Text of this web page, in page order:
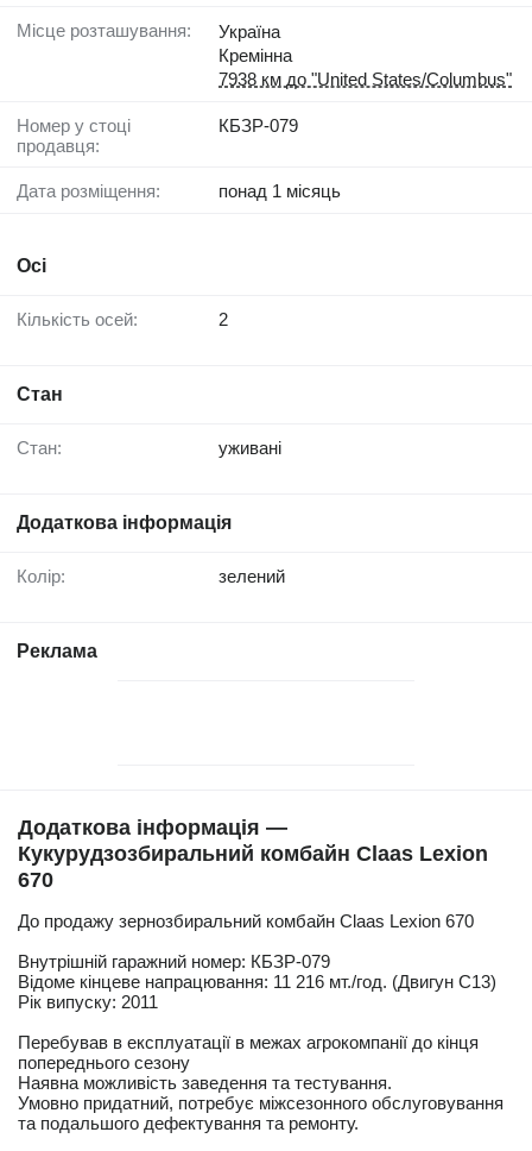
Місце розташування:
Україна
Кремінна
7938 км до "United States/Columbus"
Номер у стоці
продавця:
КБЗР-079
Дата розміщення: понад 1 місяць
Осі
Кількість осей: 2
Стан
Стан: уживані
Додаткова інформація
Колір: зелений
Реклама
Додаткова інформація —
Кукурудзозбиральний комбайн Claas Lexion
670
До продажу зернозбиральний комбайн Claas Lexion 670
Внутрішній гаражний номер: КБЗР-079
Відоме кінцеве напрацювання: 11 216 мт./год. (Двигун C13)
Рік випуску: 2011
Перебував в експлуатації в межах агрокомпанії до кінця
попереднього сезону
Наявна можливість заведення та тестування.
Умовно придатний, потребує міжсезонного обслуговування
та подальшого дефектування та ремонту.